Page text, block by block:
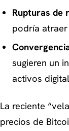
Rupturas de
podría
sugieren un
activos
La reciente
precios de